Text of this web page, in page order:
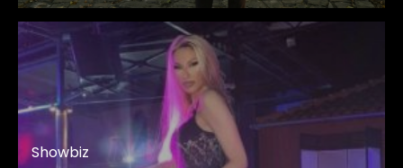
Showbiz